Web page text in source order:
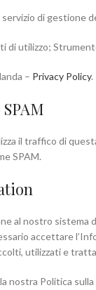
di gestione
di utilizzo;
– Privacy Policy.
il traffico di
SPAM.
al nostro sistema
accettare
utilizzati e
nostra Politica